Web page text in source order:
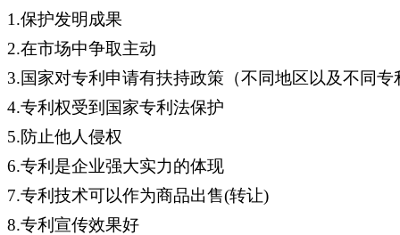
1.保护发明成果
2.在市场中争取主动
3.国家对专利申请有扶持政策（不同地区以及不同
4.专利权受到国家专利法保护
5.防止他人侵权
6.专利是企业强大实力的体现
7.专利技术可以作为商品出售(转让)
8.专利宣传效果好